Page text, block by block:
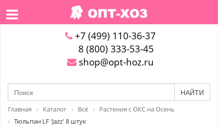
+7 (499) 110-36-37
8 (800) 333-53-45
shop@opt-hoz.ru
НАЙТИ
Главная Каталог Всё
Растения с ОКС на Осень
Тюльпан LF 'Jazz' 8 штук